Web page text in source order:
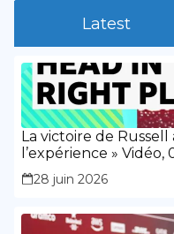
Latest
La victoire de
l’expérience »
Russell a montré « la
28 juin 2026